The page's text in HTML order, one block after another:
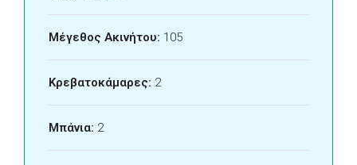
Μέγεθος Ακινήτου: 105
Κρεβατοκάμαρες: 2
Μπάνια: 2